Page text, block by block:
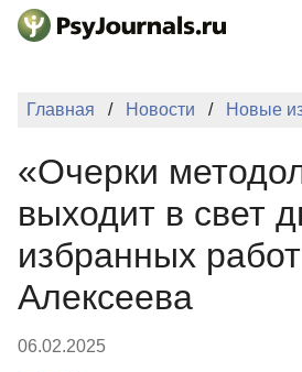
Перейти к основному содержанию
НОВОСТИ
ПОДАТЬ
КЛЮЧЕВЫЕ
Регистрация
Главная Новости Новые
«Очерки
выходит в свет
избранных
Алексеева
06.02.2025